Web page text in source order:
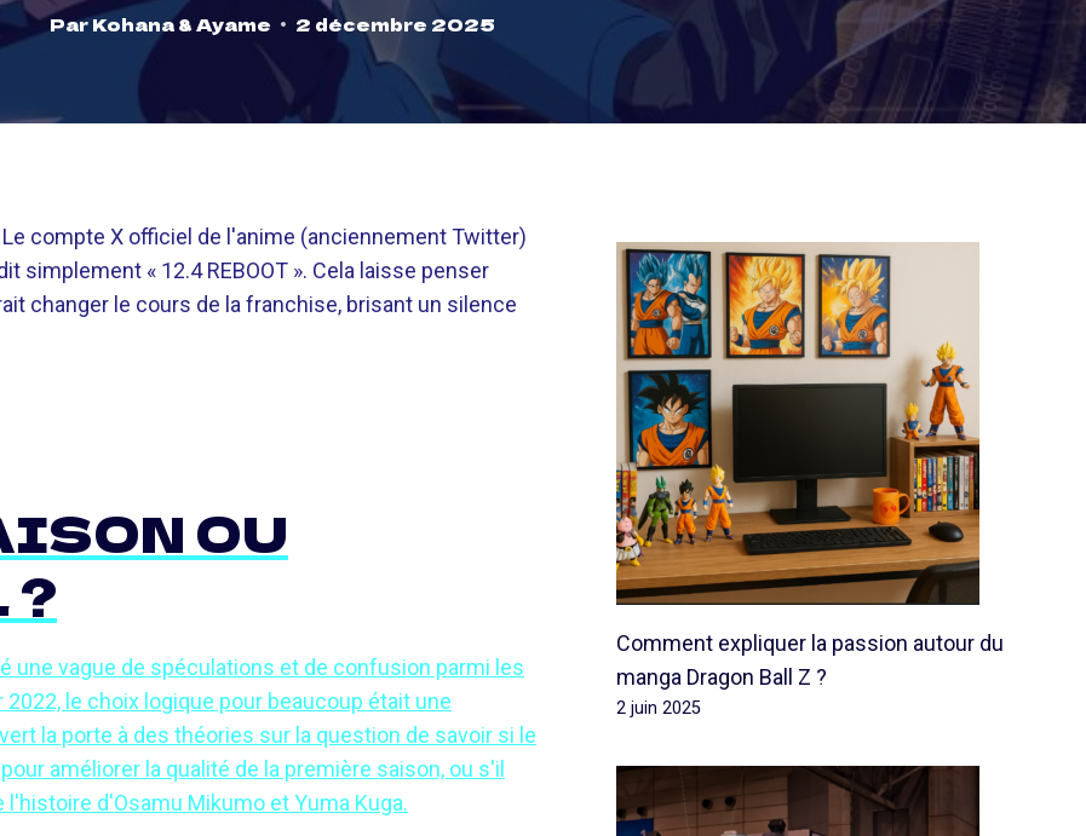
ParKohana & Ayame 2 décembre 2025
compte X officiel de l'anime (anciennement Twitter)
simplement « 12.4 REBOOT ». Cela laisse penser
changer le cours de la franchise, brisant un silence
OU
?
une vague de spéculations et de confusion parmi les
le choix logique pour beaucoup était une
la porte à des théories sur la question de savoir si le
améliorer la qualité de la première saison, ou s'il
d'Osamu Mikumo et Yuma Kuga.
Comment expliquer la passion autour du
manga Dragon Ball Z ?
2 juin 2025